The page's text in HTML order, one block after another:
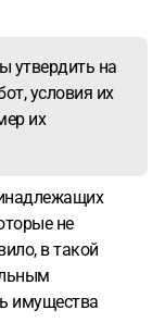
утвердить на
условия их
их
не
в такой
имущества